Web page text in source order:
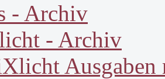
- Archiv
- Archiv
Ausgaben